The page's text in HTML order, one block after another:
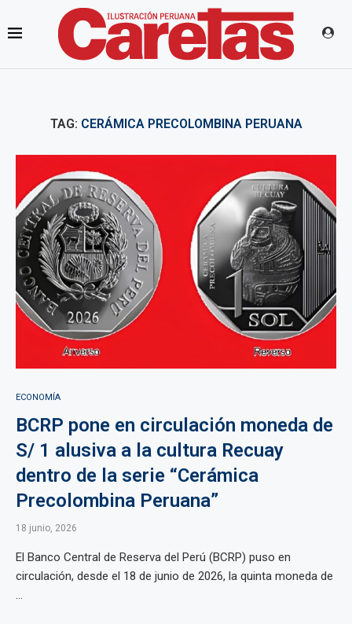
TAG: CERÁMICA PRECOLOMBINA PERUANA
ECONOMÍA
BCRP pone en circulación moneda de
S/ 1 alusiva a la cultura Recuay
dentro de la serie “Cerámica
Precolombina Peruana”
18 junio, 2026
El Banco Central de Reserva del Perú (BCRP) puso en
circulación, desde el 18 de junio de 2026, la quinta moneda de
...